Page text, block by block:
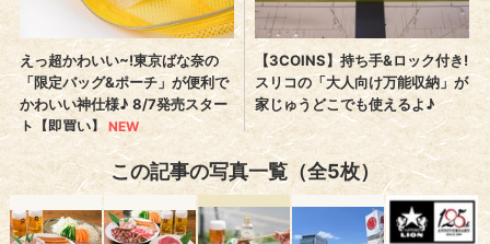
この記事の写真一覧（全5枚）